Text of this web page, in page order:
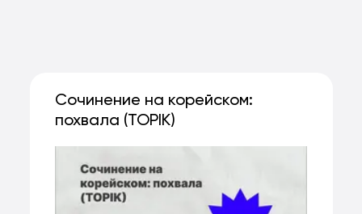
Сочинение на корейском:
похвала (TOPIK)